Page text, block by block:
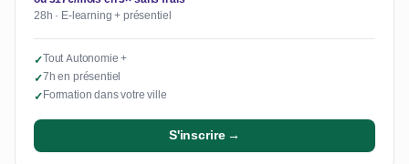
28h · E-learning + présentiel
✓Tout Autonomie +
✓7h en présentiel
✓Formation dans votre ville
S'inscrire →